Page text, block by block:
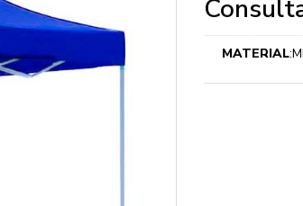
MATERIAL